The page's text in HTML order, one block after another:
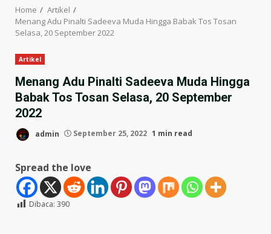
Home
Artikel
Menang Adu Pinalti Sadeeva Muda Hingga Babak Tos Tosan
Selasa, 20 September 2022
Artikel
Menang Adu Pinalti Sadeeva Muda Hingga
Babak Tos Tosan Selasa, 20 September
2022
admin September 25, 2022 1 min read
Spread the love
Dibaca: 390